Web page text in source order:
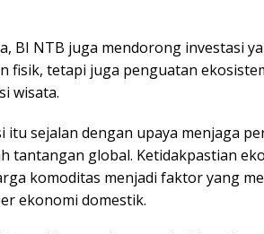
BI NTB juga mendorong investasi
fisik, tetapi juga penguatan
wisata.
itu sejalan dengan upaya menjaga
tantangan global. Ketidakpastian
komoditas menjadi faktor yang
ekonomi domestik.